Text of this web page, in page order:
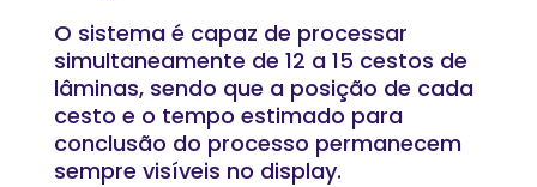
O sistema é capaz de processar
simultaneamente de 12 a 15 cestos de
lâminas, sendo que a posição de cada
cesto e o tempo estimado para
conclusão do processo permanecem
sempre visíveis no display.